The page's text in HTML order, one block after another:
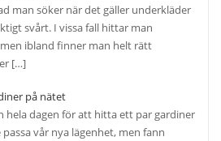
man söker när det gäller underkläder
svårt. I vissa fall hittar man
ibland finner man helt rätt
[…]
på nätet
hela dagen för att hitta ett par gardiner
vår nya lägenhet, men fann